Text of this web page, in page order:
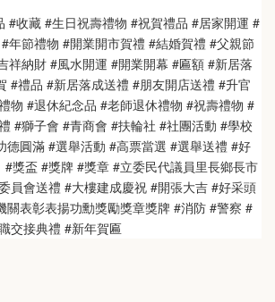
#收藏 #生日祝壽禮物 #祝賀禮品 #居家開運 #
年節禮物 #開業開市賀禮 #結婚賀禮 #父親節
祥納財 #風水開運 #開業開幕 #匾額 #新居落
#禮品 #新居落成送禮 #朋友開店送禮 #升官
物 #退休紀念品 #老師退休禮物 #祝壽禮物 #
#獅子會 #青商會 #扶輪社 #社團活動 #學校
德圓滿 #選舉活動 #高票當選 #選舉送禮 #好
#獎盃 #獎牌 #獎章 #立委民代議員里長鄉長市
員會送禮 #大樓建成慶祝 #開張大吉 #好采頭
關表彰表揚功勳獎勵獎章獎牌 #消防 #警察 #
交接典禮 #新年賀匾